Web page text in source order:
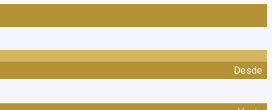
Desde